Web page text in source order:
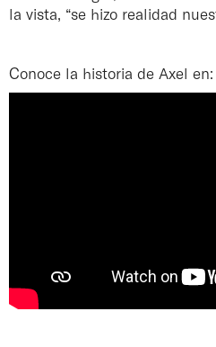
la vista, “se hizo realidad
Conoce la historia de Axel en: